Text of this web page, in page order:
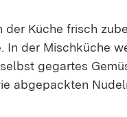
Küche frisch
In der Mischküche
gegartes
abgepackten